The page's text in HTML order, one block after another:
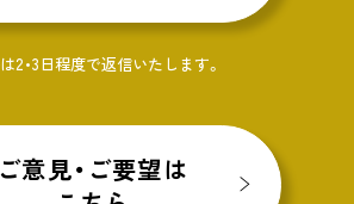
2・3日程度で返信いたします。
ご意見・ご要望は